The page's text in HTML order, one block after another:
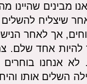
מבינים שהיינו
אחר שיצליח
אך לאחר
להיות אחד שלם.
לא אנחנו
השלים אותו